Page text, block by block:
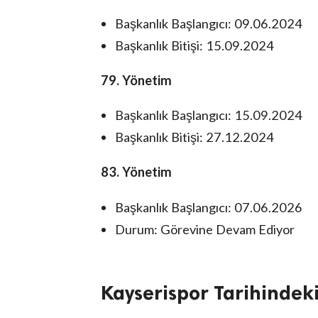
Başkanlık Başlangıcı: 09.06.2024
Başkanlık Bitişi: 15.09.2024
79. Yönetim
Başkanlık Başlangıcı: 15.09.2024
Başkanlık Bitişi: 27.12.2024
83. Yönetim
Başkanlık Başlangıcı: 07.06.2026
Durum: Görevine Devam Ediyor
Kayserispor